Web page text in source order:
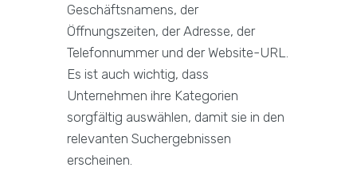
Geschäftsnamens, der
Öffnungszeiten, der Adresse, der
Telefonnummer und der Website-URL.
Es ist auch wichtig, dass
Unternehmen ihre Kategorien
sorgfältig auswählen, damit sie in den
relevanten Suchergebnissen
erscheinen.